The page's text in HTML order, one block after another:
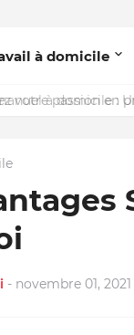
à domicile
à domicile :
- novembre 01, 2021